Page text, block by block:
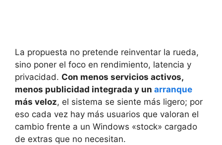
La propuesta no pretende reinventar la rueda,
sino poner el foco en rendimiento, latencia y
privacidad. Con menos servicios activos,
menos publicidad integrada y un arranque
más veloz, el sistema se siente más ligero; por
eso cada vez hay más usuarios que valoran el
cambio frente a un Windows «stock» cargado
de extras que no necesitan.